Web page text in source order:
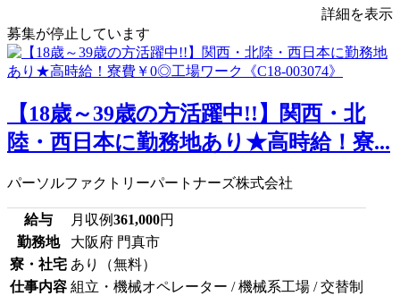
詳細を表示
募集が停止しています
【18歳～39歳の方活躍中!!】関西・北
陸・西日本に勤務地あり★高時給！寮...
パーソルファクトリーパートナーズ株式会社
給与 月収例361,000円
勤務地
大阪府 門真市
寮・社宅 あり（無料）
仕事内容 組立・機械オペレーター / 機械系工場 / 交替制